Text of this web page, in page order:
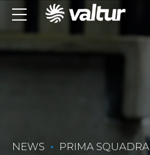
NEWS PRIMA SQUADRA